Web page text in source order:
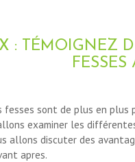
: TÉMOIGNEZ
FESSES
sont de plus en plus
examiner les
allons discuter des
apres.